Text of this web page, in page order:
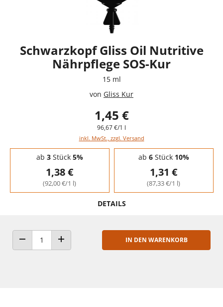
Schwarzkopf Gliss Oil Nutritive
Nährpflege SOS-Kur
15 ml
von Gliss Kur
1,45 €
96,67 €/1 l
inkl. MwSt., zzgl. Versand
Staffelpreise - Mengenrabatt
ab 3Stück 5%
1,38 €
(92,00 €/1 l)
ab 6Stück 10%
1,31 €
(87,33 €/1 l)
DETAILS
ANZAHL VERRINGERNANZAHL ERHÖHEN
IN DEN WARENKORB